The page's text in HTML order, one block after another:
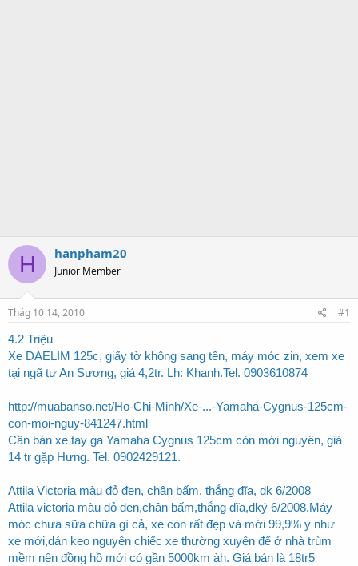
H hanpham20
Junior Member
Thág 10 14, 2010
#1
4.2 Triệu
Xe DAELIM 125c, giấy tờ không sang tên, máy móc zin, xem xe
tại ngã tư An Sương, giá 4,2tr. Lh: Khanh.Tel. 0903610874
http://muabanso.net/Ho-Chi-Minh/Xe-...-Yamaha-Cygnus-125cm-
con-moi-nguy-841247.html
Cần bán xe tay ga Yamaha Cygnus 125cm còn mới nguyên, giá
14 tr gặp Hưng. Tel. 0902429121.
Attila Victoria màu đỏ đen, chân bấm, thắng đĩa, dk 6/2008
Attila victoria màu đỏ đen,chân bấm,thắng đĩa,đký 6/2008.Máy
móc chưa sữa chữa gì cả, xe còn rất đẹp và mới 99,9% y như
xe mới,dán keo nguyên chiếc xe thường xuyên để ở nhà trùm
mềm nên đồng hồ mới có gần 5000km àh. Giá bán là 18tr5